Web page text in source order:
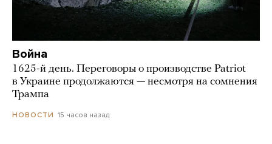
Война
1625-й день. Переговоры о производстве Patriot
в Украине продолжаются — несмотря на сомнения
Трампа
НОВОСТИ 15 часов назад